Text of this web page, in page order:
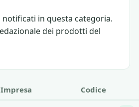
in questa categoria.
dei prodotti del
Impresa Codice